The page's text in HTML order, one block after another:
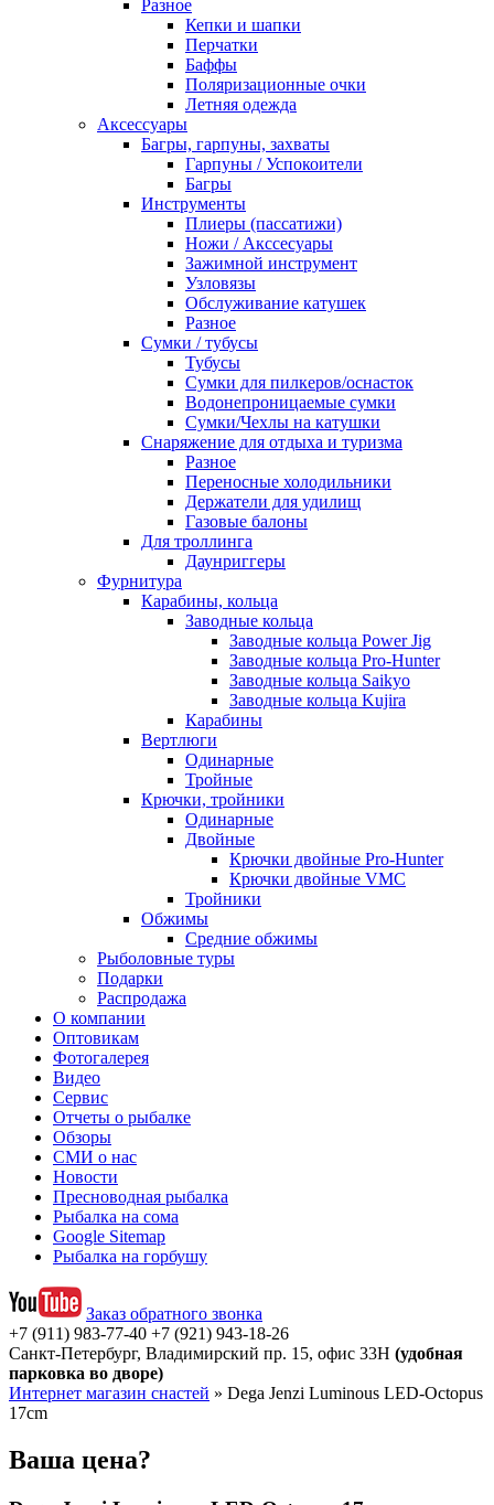
Разное
Кепки и шапки
Перчатки
Баффы
Поляризационные очки
Летняя одежда
Аксессуары
Багры, гарпуны, захваты
Гарпуны / Успокоители
Багры
Инструменты
Плиеры (пассатижи)
Ножи / Акссесуары
Зажимной инструмент
Узловязы
Обслуживание катушек
Разное
Сумки / тубусы
Тубусы
Сумки для пилкеров/оснасток
Водонепроницаемые сумки
Сумки/Чехлы на катушки
Снаряжение для отдыха и туризма
Разное
Переносные холодильники
Держатели для удилищ
Газовые балоны
Для троллинга
Даунриггеры
Фурнитура
Карабины, кольца
Заводные кольца
Заводные кольца Power Jig
Заводные кольца Pro-Hunter
Заводные кольца Saikyo
Заводные кольца Kujira
Карабины
Вертлюги
Одинарные
Тройные
Крючки, тройники
Одинарные
Двойные
Крючки двойные Pro-Hunter
Крючки двойные VMC
Тройники
Обжимы
Средние обжимы
Рыболовные туры
Подарки
Распродажа
О компании
Оптовикам
Фотогалерея
Видео
Сервис
Отчеты о рыбалке
Обзоры
СМИ о нас
Новости
Пресноводная рыбалка
Рыбалка на сома
Google Sitemap
Рыбалка на горбушу
Заказ обратного звонка
+7 (911) 983-77-40 ‭+7 (921) 943-18-26
Санкт-Петербург, Владимирский пр. 15, офис 33Н (удобная
парковка во дворе)
Интернет магазин снастей » Dega Jenzi Luminous LED-Octopus
17cm
Ваша цена?